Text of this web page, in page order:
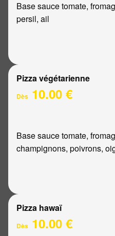
Base sauce tomate,
persil, ail
Pizza végétarienne
Dès 10.00 €
Base sauce tomate,
champignons, poivrons,
Pizza hawaï
Dès 10.00 €